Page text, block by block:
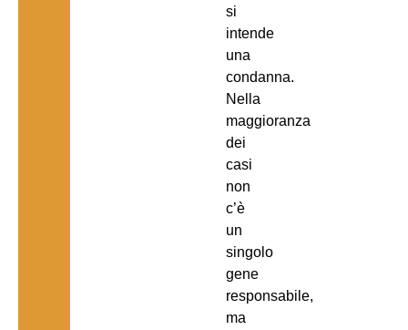
si
intende
una
condanna.
Nella
maggioranza
dei
casi
non
c’è
un
singolo
gene
responsabile,
ma